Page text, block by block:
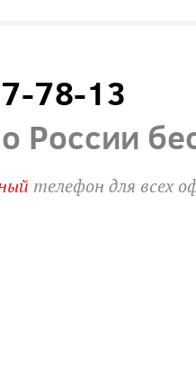
78-13
России
телефон для всех